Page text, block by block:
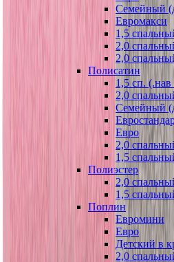
Семейный
Евромакси
1,5
2,0
2,0
Полисатин
1,5 сп.
2,0
Семейный
Евро
2,0
1,5
Полиэстер
2,0
1,5
Поплин
Евромини
Евро
Детский в
2,0